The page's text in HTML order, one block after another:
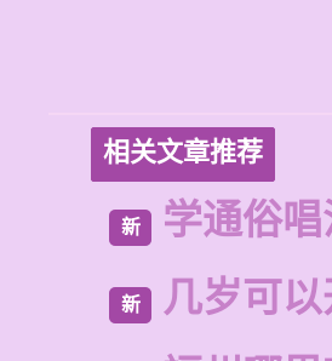
相关文章推荐
新 学通俗
新
几岁可